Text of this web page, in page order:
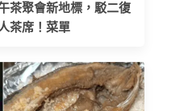
茶聚會新地標，駁二復
茶席！菜單